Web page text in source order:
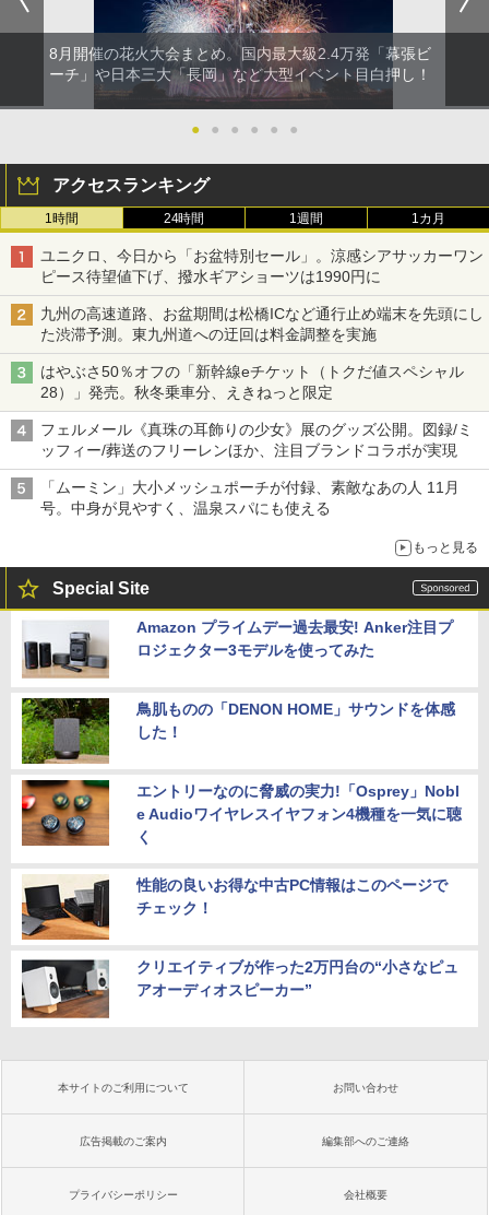
8月開催の花火大会まとめ。国内最大級2.4万発「幕張ビ
ーチ」や日本三大「長岡」など大型イベント目白押し！
● ● ● ● ● ●
アクセスランキング
1時間 24時間 1週間 1カ月
ユニクロ、今日から「お盆特別セール」。涼感シアサッカーワン
ピース待望値下げ、撥水ギアショーツは1990円に
九州の高速道路、お盆期間は松橋ICなど通行止め端末を先頭にし
た渋滞予測。東九州道への迂回は料金調整を実施
はやぶさ50％オフの「新幹線eチケット（トクだ値スペシャル
28）」発売。秋冬乗車分、えきねっと限定
フェルメール《真珠の耳飾りの少女》展のグッズ公開。図録/ミ
ッフィー/葬送のフリーレンほか、注目ブランドコラボが実現
「ムーミン」大小メッシュポーチが付録、素敵なあの人 11月
号。中身が見やすく、温泉スパにも使える
もっと見る
Special Site
Amazon プライムデー過去最安! Anker注目プ
ロジェクター3モデルを使ってみた
鳥肌ものの「DENON HOME」サウンドを体感
した！
エントリーなのに脅威の実力!「Osprey」Nobl
e Audioワイヤレスイヤフォン4機種を一気に聴
く
性能の良いお得な中古PC情報はこのページで
チェック！
クリエイティブが作った2万円台の“小さなピュ
アオーディオスピーカー”
本サイトのご利用について お問い合わせ
広告掲載のご案内 編集部へのご連絡
プライバシーポリシー 会社概要